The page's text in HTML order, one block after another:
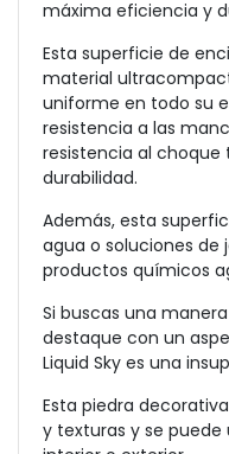
máxima eficiencia y
Esta superficie de
material
uniforme en todo su
resistencia a las
resistencia al
durabilidad.
Además, esta
agua o soluciones de
productos químicos
Si buscas una
destaque con un
Liquid Sky es una
Esta piedra
y texturas y se puede